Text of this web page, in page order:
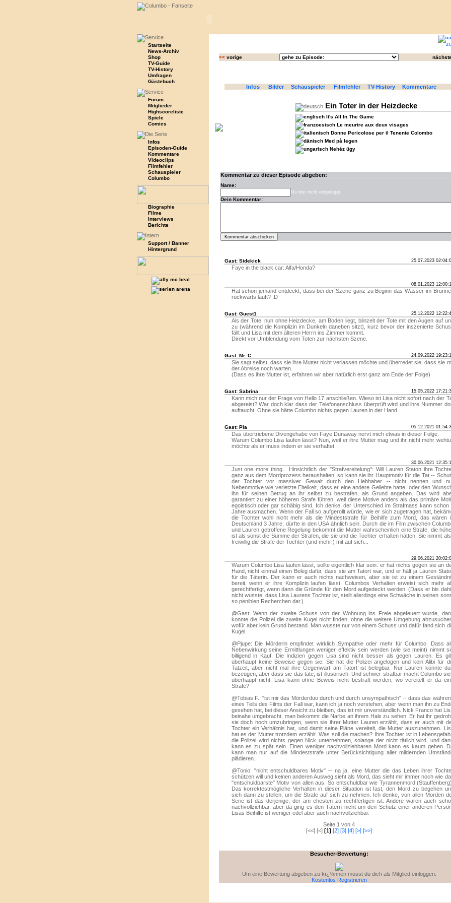
Startseite
News-Archiv
Shop
TV-Guide
TV-History
Umfragen
Gästebuch
Forum
Mitglieder
Highscoreliste
Spiele
Comics
Infos
Episoden-Guide
Kommentare
Videoclips
Filmfehler
Schauspieler
Columbo
Biographie
Filme
Interviews
Berichte
Support / Banner
Hintergrund
<<vorige
Infos Bilder Schauspieler Filmfehler TV-History Kommentare
Ein Toter in der Heizdecke
It's All In The Game
Le meurtre aux deux visages
Donne Pericolose per il Tenente Colombo
Med på legen
Nehéz ügy
Kommentar zu dieser Episode abgeben:
Name:
Du bist nicht eingeloggt.
Dein Kommentar:
Gast: Sidekick 25.07.2023
Faye in the black car: Alfa/Honda?
08.01.2023
Hat schon jemand entdeckt, dass bei der Szene ganz zu Beginn das Wasser im
rückwärts läuft? :D
Gast: Guest1 25.12.2022
Als der Tote, nun ohne Heizdecke, am Boden liegt, blinzelt der Tote mit den Augen auf
zu (während die Komplizin im Dunkeln daneben sitzt), kurz bevor der inszenierte
fällt und Lisa mit dem älteren Herrn ins Zimmer kommt.
Direkt vor Umblendung vom Toten zur nächsten Szene.
Gast: Mr. C 24.09.2022
Sie sagt selbst, dass sie ihre Mutter nicht verlassen möchte und überredet sie, dass sie
der Abreise noch warten.
(Dass es ihre Mutter ist, erfahren wir aber natürlich erst ganz am Ende der Folge)
Gast: Sabrina 15.05.2022
Kann mich nur der Frage von Hello 17 anschließen. Wieso ist Lisa nicht sofort nach der
abgereist? War doch klar dass der Telefonanschluss überprüft wird und ihre Nummer
auftaucht. Ohne sie hätte Columbo nichts gegen Lauren in der Hand.
Gast: Pia 05.12.2021
Das übertriebene Divengehabe von Faye Dunaway nervt mich etwas in dieser Folge.
Warum Columbo Lisa laufen lässt? Nun, weil er ihre Mutter mag und ihr nicht mehr
möchte als er muss indem er sie verhaftet.
30.06.2021
Just one more thing... Hinsichtlich der "Strafvereitelung": Will Lauren Staton ihre
ganz aus dem Mordprozess heraushalten, so kann sie ihr Hauptmotiv für die Tat --
der Tochter vor massiver Gewalt durch den Liebhaber -- nicht nennen und
Nebenmotive wie verletzte Eitelkeit, dass er eine andere Geliebte hatte, oder den
ihn für seinen Betrug an ihr selbst zu bestrafen, als Grund angeben. Das wird
garantiert zu einer höheren Strafe führen, weil diese Motive anders als das primäre
egoistisch oder gar schäbig sind. Ich denke, der Unterschied im Strafmass kann schon
Jahre ausmachen. Wenn der Fall so aufgerollt würde, wie er sich zugetragen hat,
die Tochter wohl nicht mehr als die Mindeststrafe für Beihilfe zum Mord, das wären
Deutschland 3 Jahre, dürfte in den USA ähnlich sein. Durch die im Film zwischen
und Lauren getroffene Regelung bekommt die Mutter wahrscheinlich eine Strafe, die
ist als sonst die Summe der Strafen, die sie und die Tochter erhalten hätten. Sie nimmt
freiwillig die Strafe der Tochter (und mehr!) mit auf sich...
29.06.2021
Warum Columbo Lisa laufen lässt, sollte eigentlich klar sein: er hat nichts gegen sie an
Hand, nicht einmal einen Beleg dafür, dass sie am Tatort war, und er hält ja Lauren
für die Täterin. Der kann er auch nichts nachweisen, aber sie ist zu einem
bereit, wenn er ihre Komplizin laufen lässt. Columbos Verhalten erweist sich mehr
gerechtfertigt, wenn dann die Gründe für den Mord aufgedeckt werden. (Dass er bis
nicht wusste, dass Lisa Laurens Tochter ist, stellt allerdings eine Schwäche in seinen
so peniblen Recherchen dar.)
@Gast: Wenn der zweite Schuss von der Wohnung ins Freie abgefeuert wurde,
konnte die Polizei die zweite Kugel nicht finden, ohne die weitere Umgebung
wofür aber kein Grund bestand. Man wusste nur von einem Schuss und dafür fand sich
Kugel.
@Pjupe: Die Mörderin empfindet wirklich Sympathie oder mehr für Columbo. Dass
Nebenwirkung seine Ermittlungen weniger effektiv sein werden (wie sie meint) nimmt
billigend in Kauf. Die Indizien gegen Lisa sind nicht besser als gegen Lauren. Es
überhaupt keine Beweise gegen sie. Sie hat die Polizei angelogen und kein Alibi für
Tatzeit, aber nicht mal ihre Gegenwart am Tatort ist belegbar. Nur Lauren könnte
bezeugen, aber dass sie das täte, ist illusorisch. Und schwer strafbar macht Columbo
überhaupt nicht: Lisa kann ohne Beweis nicht bestraft werden, wo vereitelt er da
Strafe?
@Tobias F.: "ist mir das Mörderduo durch und durch unsympathisch" -- dass das
eines Teils des Films der Fall war, kann ich ja noch verstehen, aber wenn man ihn zu
gesehen hat, bei dieser Ansicht zu bleiben, das ist mir unverständlich. Nick Franco hat
beinahe umgebracht, man bekommt die Narbe an ihrem Hals zu sehen. Er hat ihr
sie doch noch umzubringen, wenn sie ihrer Mutter Lauren erzählt, dass er auch mit
Tochter ein Verhältnis hat, und damit seine Pläne vereitelt, die Mutter auszunehmen.
hat es der Mutter trotzdem erzählt. Was soll die machen? Ihre Tochter ist in
die Polizei wird nichts gegen Nick unternehmen, solange der nicht tätlich wird, und
kann es zu spät sein. Einen weniger nachvollziehbaren Mord kann es kaum geben.
kann man nur auf die Mindeststrafe unter Berücksichtigung aller mildernden
plädieren.
@Tonio: "nicht entschuldbares Motiv" -- na ja, eine Mutter die das Leben ihrer
schützen will und keinen anderen Ausweg sieht als Mord, das sieht mir immer noch wie
"entschuldbarste" Motiv von allen aus. So entschuldbar wie Tyrannenmord (Stauffenberg).
Das korrektestmögliche Verhalten in dieser Situation ist fast, den Mord zu begehen
sich dann zu stellen, um die Strafe auf sich zu nehmen. Ich denke, von allen Morden
Serie ist das derjenige, der am ehesten zu rechtfertigen ist. Andere waren auch
nachvollziehbar, aber da ging es den Tätern nicht um den Schutz einer anderen
Lisas Beihilfe ist weniger edel aber auch nachvollziehbar.
Seite 1 von 4
[<<] [<] [1] [2] [3] [4] [>] [>>]
Besucher-Bewertung:
Um eine Bewertung abgeben zu kï¿½nnen musst du dich als Mitglied einloggen.
Kostenlos Registrieren